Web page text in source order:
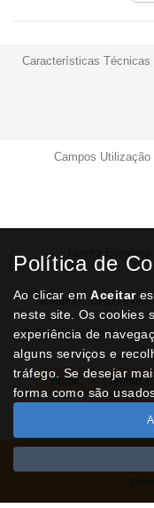
Características Técnicas
Campos Utilização
Norma Europeia
Tamanhos Disponíveis
Qtd. Mín. de Encomenda
Home Termos
Todos os valores incluem
Política de
Ao clicar emAceitar
neste site. Os cookies
experiência de
alguns serviços e
tráfego. Se desejar
forma como são